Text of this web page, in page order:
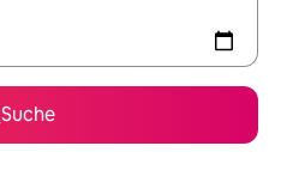
Suche